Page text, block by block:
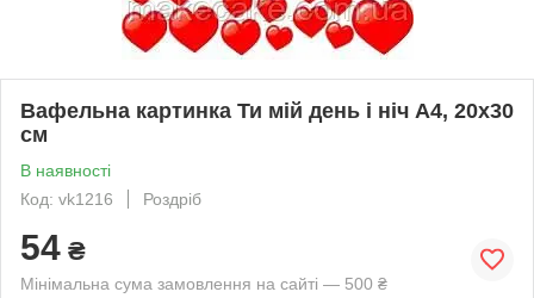
Вафельна картинка Ти мій день і ніч А4, 20х30
см
В наявності
Код: vk1216
Роздріб
54 ₴
Мінімальна сума замовлення на сайті — 500 ₴